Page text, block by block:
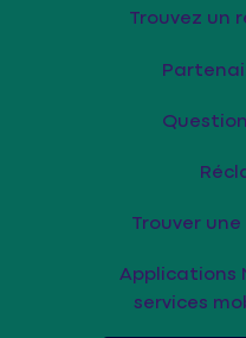
Trouvez un
Trouver
Applications
services